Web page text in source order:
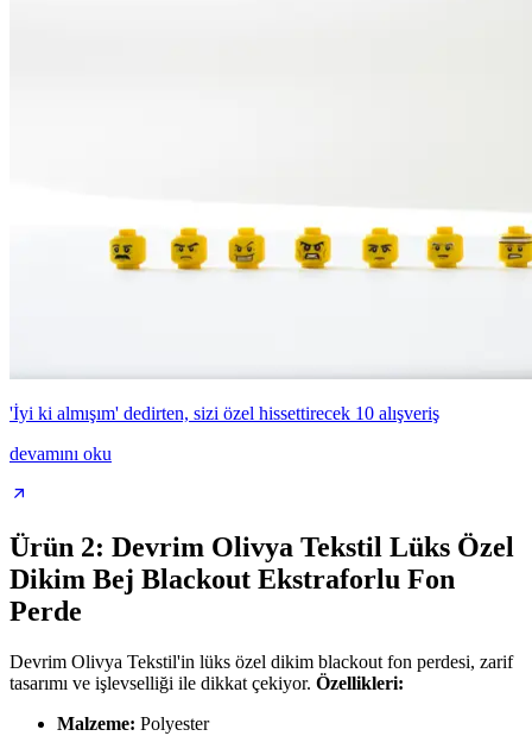
'İyi ki almışım' dedirten, sizi özel hissettirecek 10 alışveriş
devamını oku
Ürün 2: Devrim Olivya Tekstil Lüks Özel
Dikim Bej Blackout Ekstraforlu Fon
Perde
Devrim Olivya Tekstil'in lüks özel dikim blackout fon perdesi, zarif
tasarımı ve işlevselliği ile dikkat çekiyor. Özellikleri:
Malzeme: Polyester